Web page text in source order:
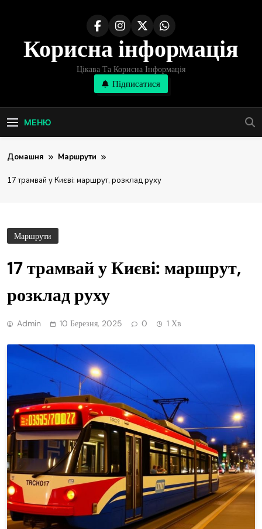
вмістуКорисна інформація
Цікава Та Корисна Інформація
Підписатися
МЕНЮ
Домашня Маршрути
17 трамвай у Києві: маршрут, розклад руху
Маршрути
17 трамвай у Києві: маршрут,
розклад руху
Admin 10 Березня, 2025 0 1 Хв